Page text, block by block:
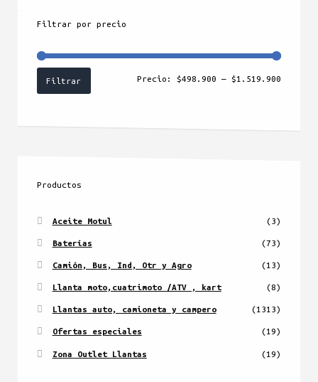
Filtrar por precio
Precio
Precio
Filtrar Precio: $498.900 — $1.519.900
Productos
Aceite Motul (3)
Baterías (73)
Camión, Bus, Ind, Otr y Agro (13)
Llanta moto,cuatrimoto /ATV , kart (8)
Llantas auto, camioneta y campero (1313)
Ofertas especiales (19)
Zona Outlet Llantas (19)